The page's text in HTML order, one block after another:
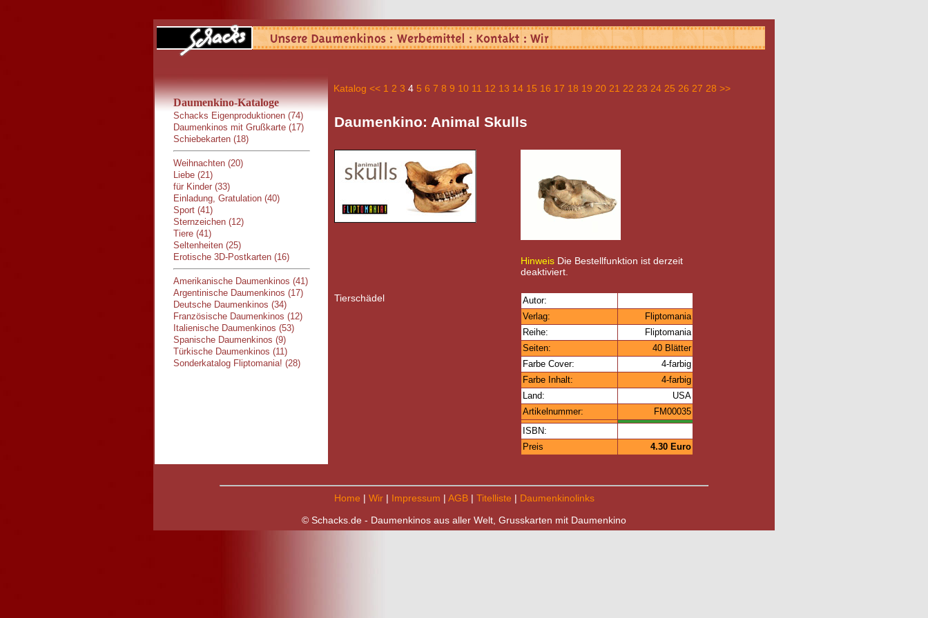
Daumenkino-Kataloge
Schacks Eigenproduktionen (74)
Daumenkinos mit Grußkarte (17)
Schiebekarten (18)
Weihnachten (20)
Liebe (21)
für Kinder (33)
Einladung, Gratulation (40)
Sport (41)
Sternzeichen (12)
Tiere (41)
Seltenheiten (25)
Erotische 3D-Postkarten (16)
Amerikanische Daumenkinos (41)
Argentinische Daumenkinos (17)
Deutsche Daumenkinos (34)
Französische Daumenkinos (12)
Italienische Daumenkinos (53)
Spanische Daumenkinos (9)
Türkische Daumenkinos (11)
Sonderkatalog Fliptomania! (28)
Katalog << 1 2 3 4 5 6 7 8 9 10 11 12 13 14 15 16 17 18 19 20 21 22 23 24 25 26 27 28 >>
Daumenkino: Animal Skulls
Hinweis Die Bestellfunktion ist derzeit
deaktiviert.
Tierschädel
Autor:
Verlag:
Fliptomania
Reihe:
Fliptomania
Seiten:
40 Blätter
Farbe Cover:
4-farbig
Farbe Inhalt:
4-farbig
Land:
USA
Artikelnummer:
FM00035
ISBN:
Preis
4.30 Euro
Home | Wir| Impressum | AGB| Titelliste | Daumenkinolinks
© Schacks.de - Daumenkinos aus aller Welt, Grusskarten mit Daumenkino